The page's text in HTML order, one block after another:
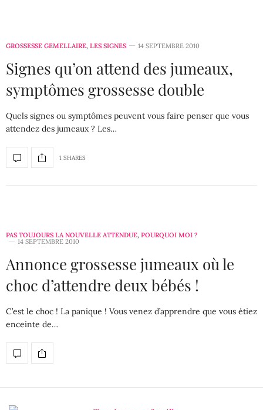
GROSSESSE GEMELLAIRE, LES SIGNES 14 SEPTEMBRE 2010
Signes qu’on attend des jumeaux,
symptômes grossesse double
Quels signes ou symptômes peuvent vous faire penser que vous
attendez des jumeaux ? Les…
1 SHARES
PAS TOUJOURS LA NOUVELLE ATTENDUE, POURQUOI MOI ?
14 SEPTEMBRE 2010
Annonce grossesse jumeaux où le
choc d’attendre deux bébés !
C’est le choc ! La panique ! Vous venez d’apprendre que vous étiez
enceinte de…